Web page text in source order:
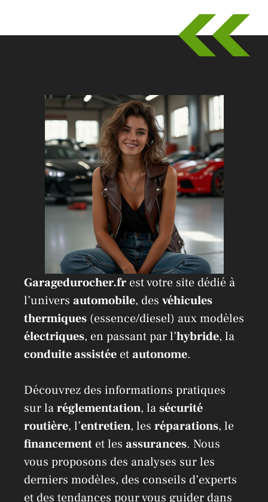
Garagedurocher.fr est votre site dédié à
l’univers automobile, des véhicules
thermiques (essence/diesel) aux modèles
électriques, en passant par l’hybride, la
conduite assistée etautonome.
Découvrez des informations pratiques
sur laréglementation, lasécurité
routière, l’entretien, les réparations, le
financement et les assurances. Nous
vous proposons des analyses sur les
derniers modèles, des conseils d’experts
et des tendances pour vous guider dans